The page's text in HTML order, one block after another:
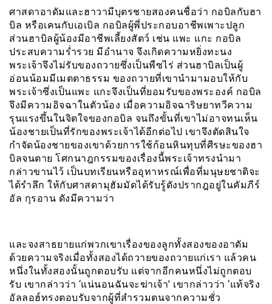
ศาสดาอาดัมและฮาวามีบุตรชายสองคนชื่อว่า กอบิลกับฮา
บิล หรือเคนกับเอเบิล กอบิลผู้พี่ประกอบอาชีพเพาะปลูก
ส่วนฮาบิลผู้น้องมีอาชีพเลี้ยงสัตว์ เช่น แพะ แกะ กอบิล
ประสบความร่ำรวย มีอำนาจ จึงเกิดความหยิ่งทะนง
พระเจ้าจึงไม่รับของถวายซึ่งเป็นพืซไร่ ส่วนฮาบิลเป็นผู้
อ่อนน้อมมีเมตตาธรรม ของถวายที่เขานำมามอบให้กับ
พระเจ้าซึ่งเป็นแพะ แกะจึงเป็นที่ยอมรับของพระองค์ กอบิล
จึงมีความอิจฉาในตัวน้อง เมื่อความอิจฉาริษยาทวีความ
รุนแรงขึ้นในจิตใจของกอบิล จนถึงขั้นที่เขาไม่อาจทนเห็น
น้องชายเป็นที่รักของพระเจ้าได้อีกต่อไป เขาจึงตัดสินใจ
กำจัดน้องชายของเขาด้วยการใช้ก้อนหินทุบที่ศีรษะของฮา
บิลจนตาย โศกนาฎกรรมของเรื่องนี้พระเจ้าทรงนำมา
กล่าวขานไว้ เป็นบทเรียนหรืออุทาหรณ์เพื่อที่มนุษยชาติจะ
ได้รำลึก ให้กับศาสดามุฮัมมัดได้รับรู้ดังปรากฎอยู่ในคัมภีร์
อัล กุรอาน ดังมีความว่า
และจงสาธยายแก่พวกเขาเรื่องของลูกทั้งสองของอาดัม
ด้วยความจริงเมื่อทั้งสองได้ถวายของถวายแก่เรา แล้วคน
หนึ่งในทั้งสองนั้นถูกตอบรับ แต่จากอีกคนหนึ่งไม่ถูกตอบ
รับ เขากล่าวว่า ‘แน่นอนฉันจะฆ่าเจ้า’ เขากล่าวว่า ‘แท้จริง
อัลลอฮ์ทรงตอบรับจากผู้ที่สำรวมตนจากความชั่ว